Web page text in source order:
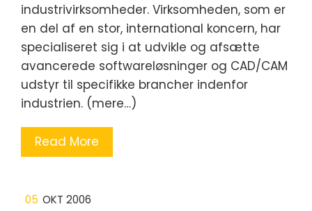
industrivirksomheder. Virksomheden, som er
en del af en stor, international koncern, har
specialiseret sig i at udvikle og afsætte
avancerede softwareløsninger og CAD/CAM
udstyr til specifikke brancher indenfor
industrien. (mere…)
Read More
05 OKT 2006